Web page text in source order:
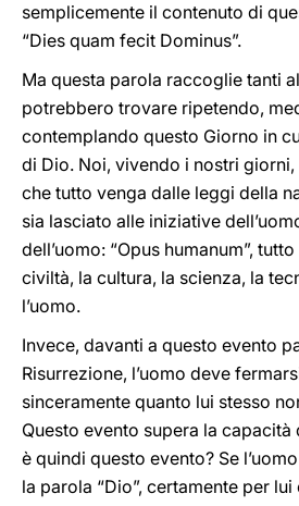
semplicemente il contenuto di
“Dies quam fecit Dominus”.
Ma questa parola raccoglie tanti
potrebbero trovare ripetendo,
contemplando questo Giorno in
di Dio. Noi, vivendo i nostri
che tutto venga dalle leggi della
sia lasciato alle iniziative
dell’uomo: “Opus humanum”,
civiltà, la cultura, la scienza, la
l’uomo.
Invece, davanti a questo evento
Risurrezione, l’uomo deve
sinceramente quanto lui stesso
Questo evento supera la capacità
è quindi questo evento? Se
la parola “Dio”, certamente per